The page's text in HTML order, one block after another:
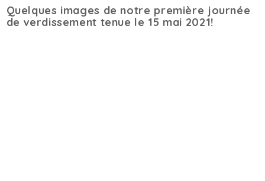
Quelques images de notre première journée
de verdissement tenue le 15 mai 2021!